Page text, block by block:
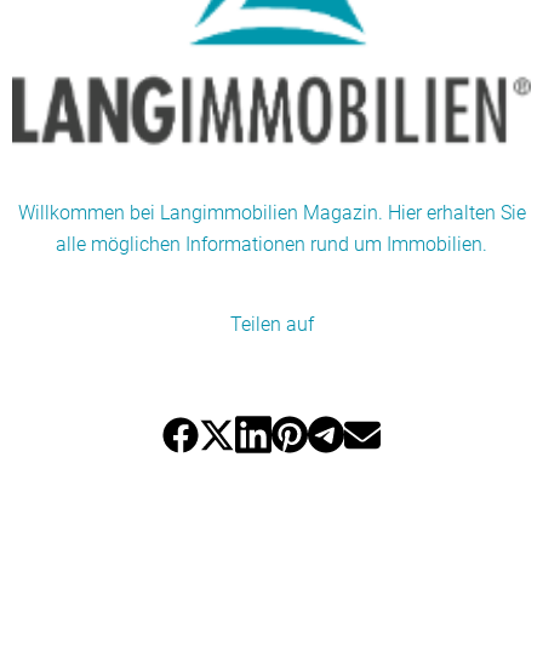
Willkommen bei Langimmobilien Magazin. Hier erhalten Sie
alle möglichen Informationen rund um Immobilien.
Teilen auf